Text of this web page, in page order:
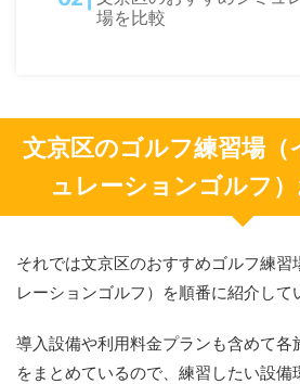
場を比較
文京区のゴルフ練習場（
ュレーションゴルフ
それでは文京区のおすすめゴルフ練習
レーションゴルフ）を順番に紹介して
導入設備や利用料金プランも含めて各
をまとめているので、練習したい設備